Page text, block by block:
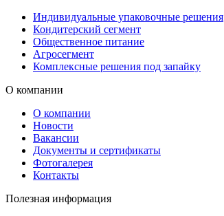
Индивидуальные упаковочные решения
Кондитерский сегмент
Общественное питание
Агросегмент
Комплексные решения под запайку
О компании
О компании
Новости
Вакансии
Документы и сертификаты
Фотогалерея
Контакты
Полезная информация